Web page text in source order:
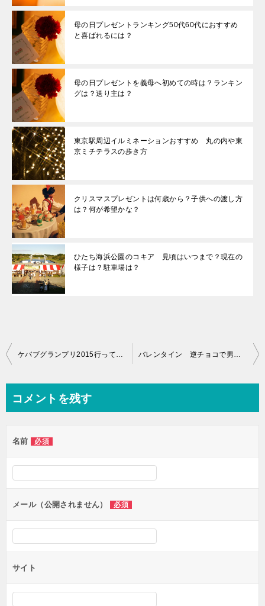
母の日プレゼントランキング50代60代におすすめ
と喜ばれるには？
母の日プレゼントを義母へ初めての時は？ランキン
グは？送り主は？
東京駅周辺イルミネーションおすすめ 丸の内や東
京ミチテラスの歩き方
クリスマスプレゼントは何歳から？子供への渡し方
は？何が希望かな？
ひたち海浜公園のコキア 見頃はいつまで？現在の
様子は？駐車場は？
投
ビ
ー
シ
ン
ケバブグランプリ2015行ってきた ケバブの値段やおすすめ、雰囲気は？ バレンタイン 逆チョコで男から告白？渡し方やサプライズは？
コメントを残す
名前 必須
メール（公開されません） 必須
サイト